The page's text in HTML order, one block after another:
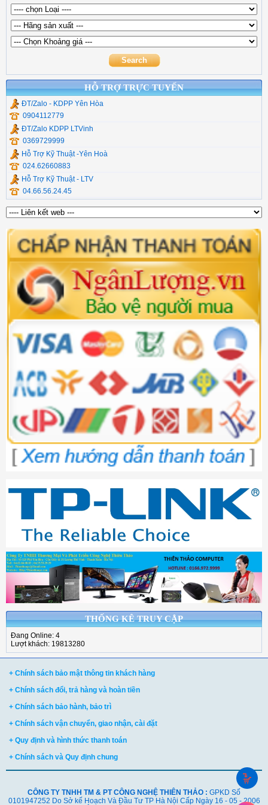
Chuyển quang Video
Dụng cụ thi công quang
Chuyển quang hdmi
Chia Usb Ugreen
Hộp đựng ổ cứng
Cáp Chuyển Đổi UGR
H3C
Mikrotik
Commscope
Bộ Chia (Hub ) Type C
Type C, Lan , Đọc Thẻ
Thiết Bị Mạng Veggieg
HỖ TRỢ TRỰC TUYẾN
ĐT/Zalo - KDPP Yên Hòa
0904112779
ĐT/Zalo KDPP LTVinh
0369729999
Hỗ Trợ Kỹ Thuật -Yên Hoà
024.62660883
Hỗ Trợ Kỹ Thuật - LTV
04.66.56.24.45
THỐNG KÊ TRUY CẬP
Đang Online: 4
Lượt khách: 19813280
+ Chính sách bảo mật thông tin khách hàng
+ Chính sách đổi, trả hàng và hoàn tiền
+ Chính sách bảo hành, bảo trì
+ Chính sách vận chuyển, giao nhận, cài đặt
+ Quy định và hình thức thanh toán
+ Chính sách và Quy định chung
CÔNG TY TNHH TM & PT CÔNG NGHỆ THIÊN THẢO : GPKD Số
0101947252 Do Sở kế Hoạch Và Đầu Tư TP Hà Nội Cấp Ngày 16 - 05 - 2006